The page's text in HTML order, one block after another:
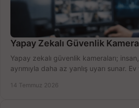
Yapay Zekalı Güvenlik
Yapay zekalı güvenlik kameraları;
ayrımıyla daha az yanlış uyarı sunar.
14 Temmuz 2026